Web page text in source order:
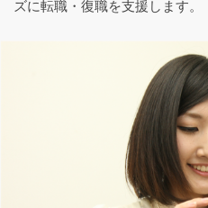
ズに転職・復職を支援します。